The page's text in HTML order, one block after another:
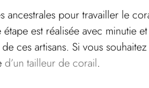
ancestrales pour travailler le
est réalisée avec minutie
ces artisans. Si vous
d’un tailleur de corail.